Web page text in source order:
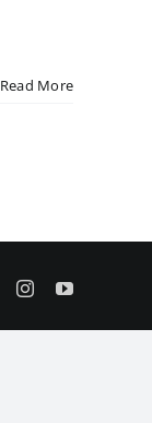
Read More
FacebookInstagramYouTube